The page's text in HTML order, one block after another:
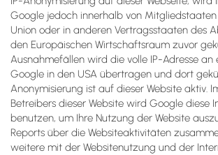
Google jedoch innerhalb von
Union oder in anderen Vertragsstaaten des
den Europäischen Wirtschaftsraum zuvor
Ausnahmefällen wird die volle IP-Adresse an
Google in den USA übertragen und dort
Anonymisierung ist auf dieser Website aktiv.
Betreibers dieser Website wird Google diese
benutzen, um Ihre Nutzung der Website
Reports über die Websiteaktivitäten
weitere mit der Websitenutzung und der